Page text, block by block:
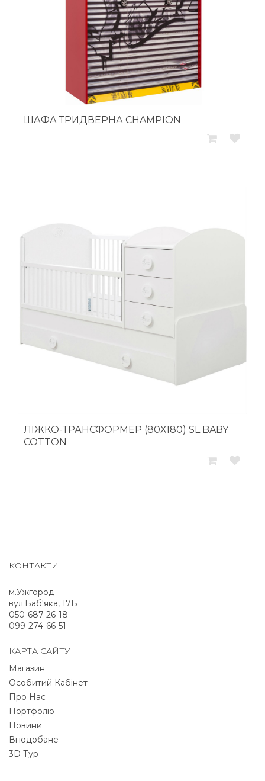
ШАФА ТРИДВЕРНА CHAMPION
ЛІЖКО-ТРАНСФОРМЕР (80Х180) SL BABY
COTTON
КОНТАКТИ
м.Ужгород
вул.Баб'яка, 17Б
050-687-26-18
099-274-66-51
КАРТА САЙТУ
Магазин
Особитий Кабінет
Про Нас
Портфоліо
Новини
Вподобане
3D Тур